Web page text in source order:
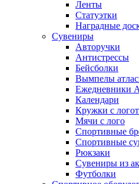
Ленты
Статуэтки
Наградные
Сувениры
Авторучки
Антистрессы
Бейсболки
Вымпелы
Ежедневники
Календари
Кружки с
Мячи с лого
Спортивные
Спортивные
Рюкзаки
Сувениры из
Футболки